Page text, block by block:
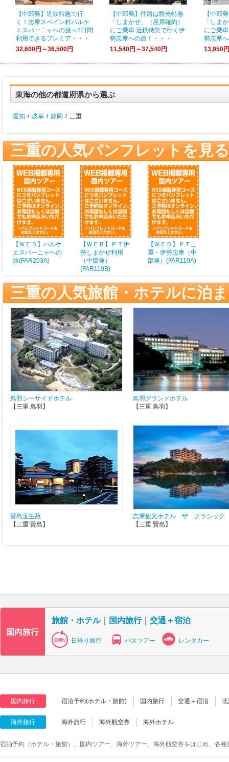
【中部発】近鉄特急で行
く！志摩スペイン村パルケ
エスパーニャへの旅＜2日間
利用できるプレミア・・・
32,600円～36,500円
【中部発】往路は観光特急
「しまかぜ」（座席確約）
にご乗車 近鉄特急で行く伊
勢志摩への旅！・・・
11,540円～37,540円
【中部
「しま
にご乗
勢志摩
13,950
東海の他の都道府県から選ぶ
愛知 / 岐阜 / 静岡 / 三重
三重の人気パンフレットを見る
【ＷＥＢ】パルケ
エスパーニャへの
旅(FAR203A)
【ＷＥＢ】ＰＴ伊
勢しまかぜ利用
（中部発）
(FAR110B)
【ＷＥＢ】ＰＴ三
重・伊勢志摩（中
部発）(FAR110A)
三重の人気旅館・ホテルに泊
鳥羽シーサイドホテル
【三重 鳥羽】
鳥羽グランドホテル
【三重 鳥羽】
賢島宝生苑
【三重 賢島】
志摩観光ホテル ザ クラシック
【三重 賢島】
旅館・ホテル｜ 国内旅行｜ 交通＋宿泊
日帰り旅行 バスツアー レンタカー
国内旅行 宿泊予約(ホテル・旅館) 国内旅行 交通＋宿泊
海外旅行 海外旅行 海外航空券 海外ホテル
宿泊予約（ホテル・旅館）、国内ツアー、海外ツアー、海外航空券をはじめ、各